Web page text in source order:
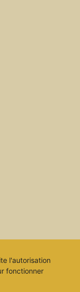
l'autorisation
fonctionner